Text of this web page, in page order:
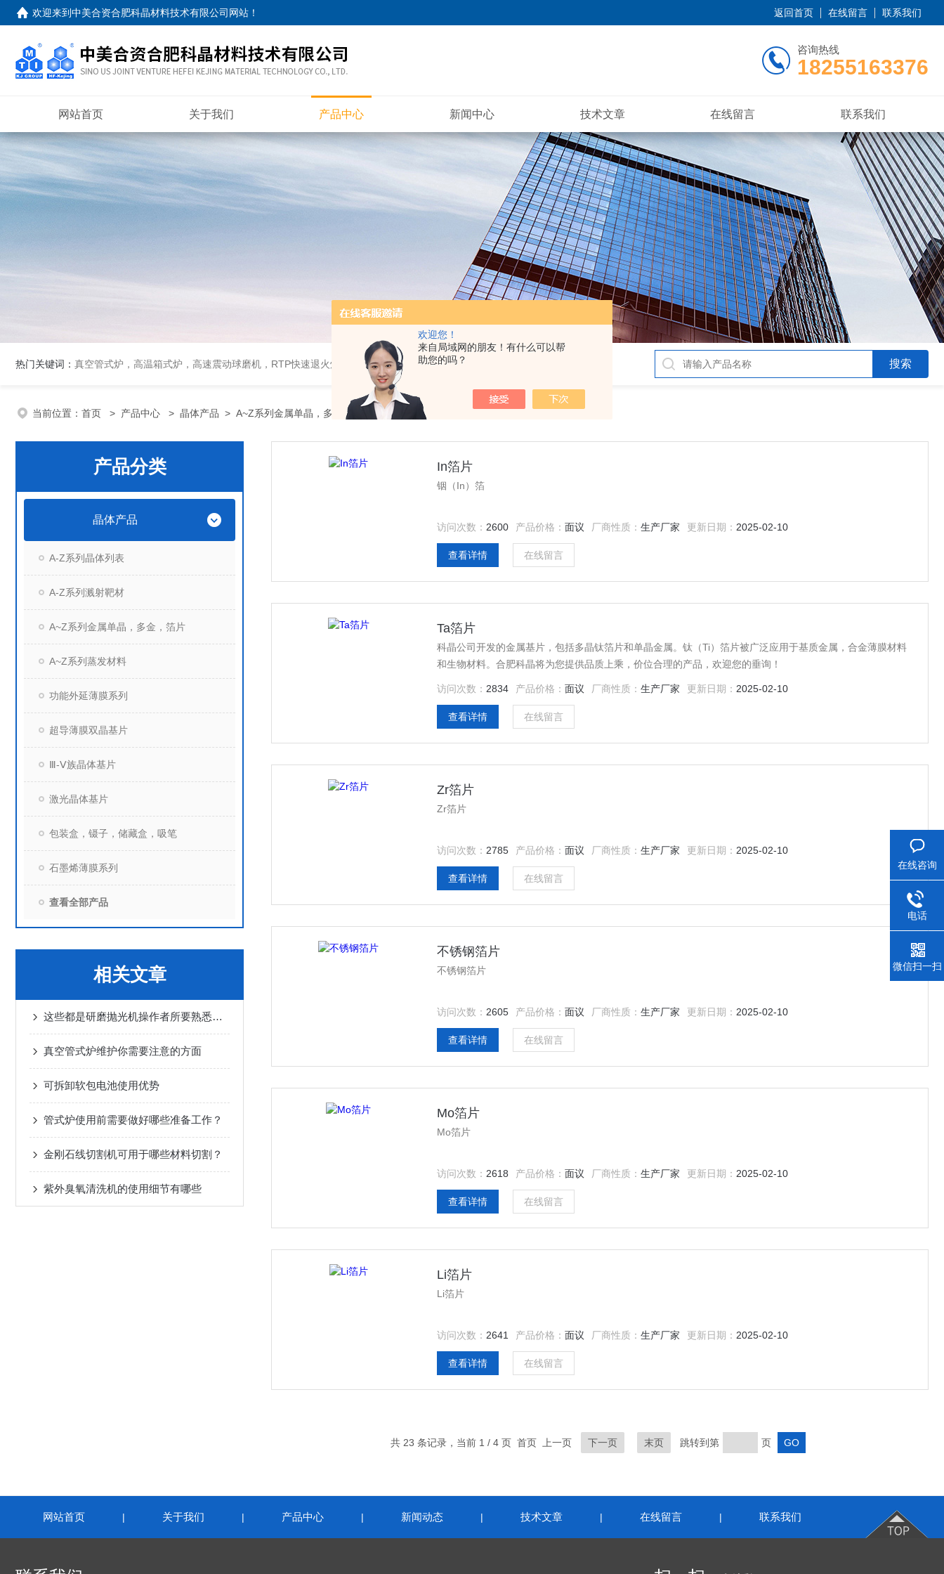
欢迎您！
来自局域网的朋友！有什么可以帮
助您的吗？
欢迎来到中美合资合肥科晶材料技术有限公司网站 ！ 返回首页 在线留言 联系我们
咨询热线
18255163376
网站首页 关于我们 产品中心 新闻中心 技术文章 在线留言 联系我们
热门关键词： 真空管式炉，高温箱式炉，高速震动球磨机，RTP快速退火炉，高温高压炉，涂覆机，电池制备设备等
当前位置： 首页 > 产品中心 > 晶体产品 > A~Z系列金属单晶，多金，箔片
产品分类
晶体产品
A-Z系列晶体列表
A-Z系列溅射靶材
A~Z系列金属单晶，多金，箔片
A~Z系列蒸发材料
功能外延薄膜系列
超导薄膜双晶基片
Ⅲ-Ⅴ族晶体基片
激光晶体基片
包装盒，镊子，储藏盒，吸笔
石墨烯薄膜系列
查看全部产品
相关文章
这些都是研磨抛光机操作者所要熟悉的知识
真空管式炉维护你需要注意的方面
可拆卸软包电池使用优势
管式炉使用前需要做好哪些准备工作？
金刚石线切割机可用于哪些材料切割？
紫外臭氧清洗机的使用细节有哪些
In箔片
铟（In）箔
访问次数： 2600 产品价格： 面议 厂商性质： 生产厂家 更新日期： 2025-02-10
查看详情 在线留言
Ta箔片
科晶公司开发的金属基片，包括多晶钛箔片和单晶金属。钛（Ti）箔片被广泛应用于基质金属，合金薄膜材料
和生物材料。合肥科晶将为您提供品质上乘，价位合理的产品，欢迎您的垂询！
访问次数： 2834 产品价格： 面议 厂商性质： 生产厂家 更新日期： 2025-02-10
查看详情 在线留言
Zr箔片
Zr箔片
访问次数： 2785 产品价格： 面议 厂商性质： 生产厂家 更新日期： 2025-02-10
查看详情 在线留言
不锈钢箔片
不锈钢箔片
访问次数： 2605 产品价格： 面议 厂商性质： 生产厂家 更新日期： 2025-02-10
查看详情 在线留言
Mo箔片
Mo箔片
访问次数： 2618 产品价格： 面议 厂商性质： 生产厂家 更新日期： 2025-02-10
查看详情 在线留言
Li箔片
Li箔片
访问次数： 2641 产品价格： 面议 厂商性质： 生产厂家 更新日期： 2025-02-10
查看详情 在线留言
共 23 条记录，当前 1 / 4 页 首页 上一页 下一页 末页 跳转到第 页
网站首页 | 关于我们 | 产品中心 | 新闻动态 | 技术文章 | 在线留言 | 联系我们
在线咨询
电话
微信扫一扫